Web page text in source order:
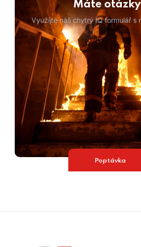
Máte
Využijte náš chytrý IQ formulář s
Poptávka